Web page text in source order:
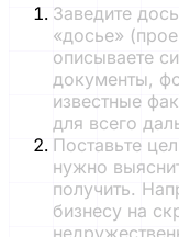
Заведите
«досье»
описываете
документы,
известные
для всего
Поставьте
нужно
получить.
бизнесу на